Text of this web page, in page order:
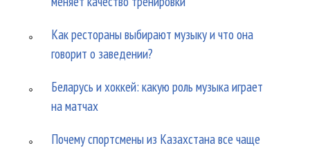
Как рестораны выбирают музыку и что она
говорит о заведении?
Беларусь и хоккей: какую роль музыка играет
на матчах
Почему спортсмены из Казахстана все чаще